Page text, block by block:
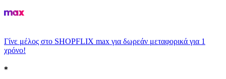
Γίνε μέλος στο SHOPFLIX max για δωρεάν μεταφορικά για 1
χρόνο!